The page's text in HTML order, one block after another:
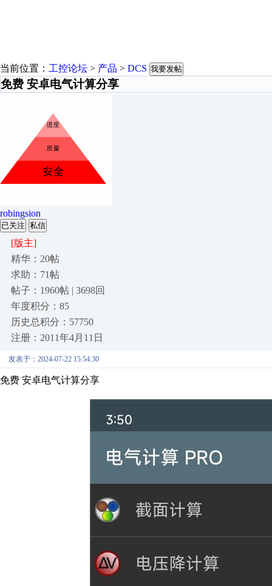
当前位置： 工控论坛 > 产品 > DCS 我要发帖
免费 安卓电气计算分享
robingsion
已关注 私信
[版主]
精华：20帖
求助：71帖
帖子：1960帖 | 3698回
年度积分：85
历史总积分：57750
注册：2011年4月11日
发表于：2024-07-22 15:54:30
免费 安卓电气计算分享